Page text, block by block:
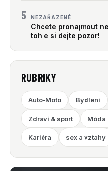
5 NEZAŘAZENÉ
Chcete pronajmout
tohle si dejte pozor!
RUBRIKY
Auto-Moto Bydlení
Zdraví & sport Móda
Kariéra sex a vztahy